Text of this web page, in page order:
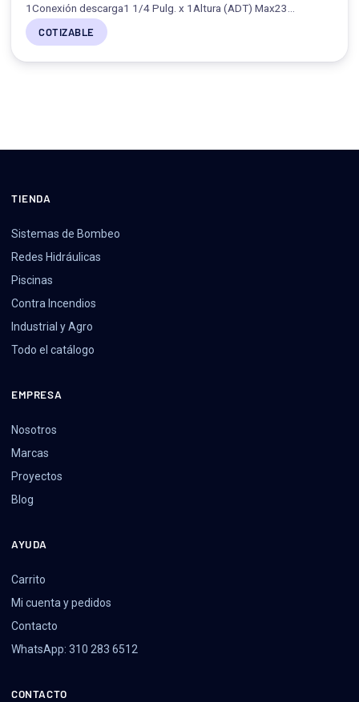
1Conexión descarga1 1/4 Pulg. x 1Altura (ADT) Max23…
COTIZABLE
TIENDA
Sistemas de Bombeo
Redes Hidráulicas
Piscinas
Contra Incendios
Industrial y Agro
Todo el catálogo
EMPRESA
Nosotros
Marcas
Proyectos
Blog
AYUDA
Carrito
Mi cuenta y pedidos
Contacto
WhatsApp: 310 283 6512
CONTACTO